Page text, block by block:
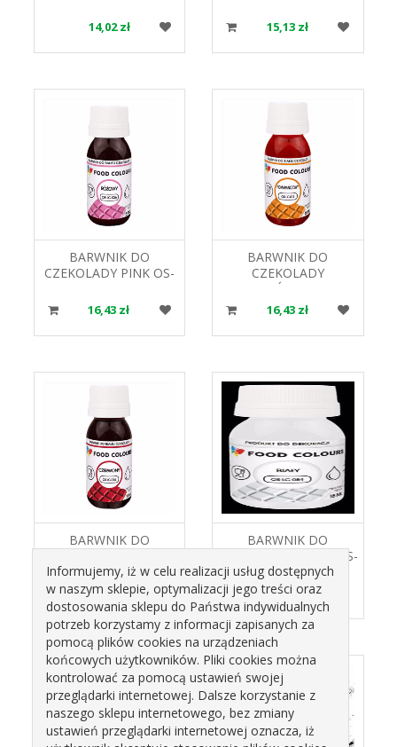
18ML. FOOD COLOURS
14,02 zł
18ML FOOD COLOURS
15,13 zł
BARWNIK DO
CZEKOLADY PINK OS-
COLOURS
16,43 zł
BARWNIK DO
CZEKOLADY
POMARAŃCZOWY OS-
LC-012 18ML FOOD
COLOURS
16,43 zł
BARWNIK DO
LC-024 18ML FOOD
COLOURS
16,43 zł
BARWNIK DO
CZEKOLADY WHITE OS-
LC-084 18ML. FOOD
COLOURS
15,13 zł
Informujemy, iż w celu realizacji usług dostępnych
w naszym sklepie, optymalizacji jego treści oraz
dostosowania sklepu do Państwa indywidualnych
potrzeb korzystamy z informacji zapisanych za
pomocą plików cookies na urządzeniach
końcowych użytkowników. Pliki cookies można
kontrolować za pomocą ustawień swojej
przeglądarki internetowej. Dalsze korzystanie z
naszego sklepu internetowego, bez zmiany
ustawień przeglądarki internetowej oznacza, iż